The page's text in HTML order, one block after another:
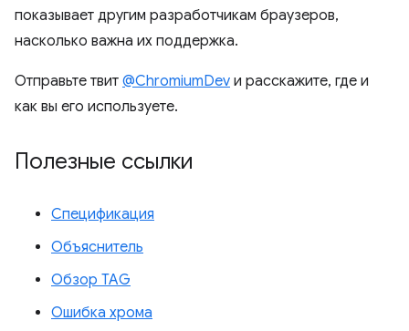
показывает другим разработчикам браузеров,
насколько важна их поддержка.
Отправьте твит @ChromiumDev и расскажите, где и
как вы его используете.
Полезные ссылки
Спецификация
Объяснитель
Обзор TAG
Ошибка хрома